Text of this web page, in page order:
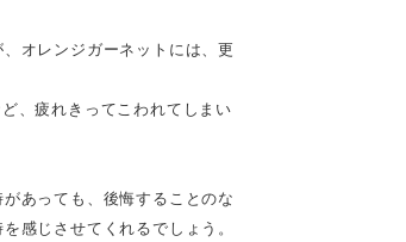
オレンジガーネットには、更
、疲れきってこわれてしまい
あっても、後悔することのな
感じさせてくれるでしょう。